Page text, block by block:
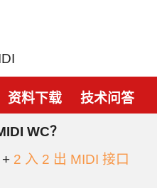
资料下载 技术问答
WC？
+ 2 入 2 出 MIDI 接口